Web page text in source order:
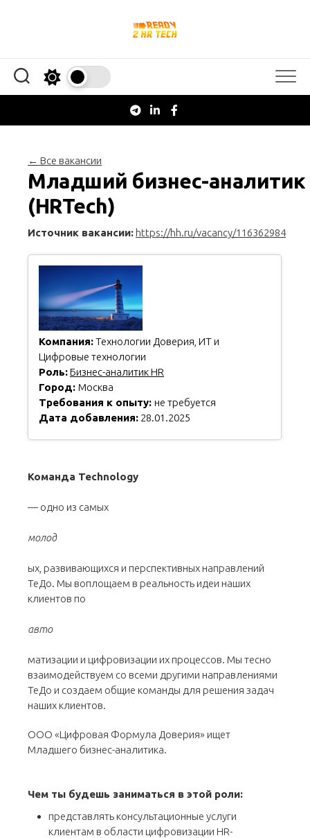
← Все вакансии
Младший бизнес-аналитик
(HRTech)
Источник вакансии: https://hh.ru/vacancy/116362984
Компания:Технологии Доверия, ИТ и
Цифровые технологии
Роль:Бизнес-аналитик HR
Город: Москва
Требования к опыту: не требуется
Дата добавления: 28.01.2025
Команда Technology
— одно из самых
молод
ых, развивающихся и перспективных направлений
ТеДо. Мы воплощаем в реальность идеи наших
клиентов по
авто
матизации и цифровизации их процессов. Мы тесно
взаимодействуем со всеми другими направлениями
ТеДо и создаем общие команды для решения задач
наших клиентов.
ООО «Цифровая Формула Доверия» ищет
Младшего бизнес-аналитика.
Чем ты будешь заниматься в этой роли:
представлять консультационные услуги
клиентам в области цифровизации HR-